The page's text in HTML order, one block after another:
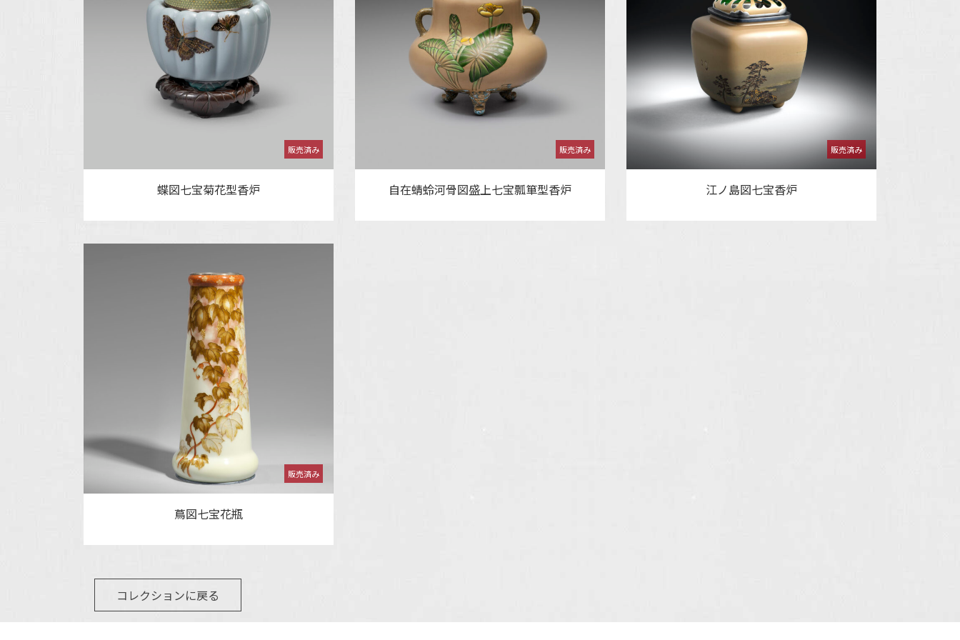
蝶図七宝菊花型香炉 自在蜻蛉河骨図盛上七宝瓢箪型香炉 江ノ島図七宝香炉
蔦図七宝花瓶
コレクションに戻る